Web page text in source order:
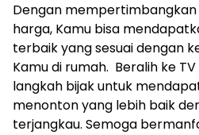
Dengan mempertimbangkan
harga, Kamu bisa
terbaik yang sesuai dengan
Kamu di rumah. Beralih ke
langkah bijak untuk
menonton yang lebih baik
terjangkau. Semoga